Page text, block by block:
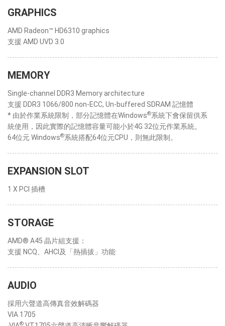
GRAPHICS
AMD Radeon™ HD6310 graphics
支援 AMD UVD 3.0
MEMORY
Single-channel DDR3 Memory architecture
支援 DDR3 1066/800 non-ECC, Un-buffered SDRAM 記憶體
* 由於作業系統限制，部分記憶體在Windows®系統下會保留供系
統使用，因此實際的記憶體容量可能小於4G 32位元作業系統。
64位元 Windows®系統搭配64位元CPU，則無此限制。
EXPANSION SLOT
1 X PCI 插槽
STORAGE
AMD® A45 晶片組支援：
支援 NCQ、AHCI及「熱插拔」功能
AUDIO
採用六聲道高傳真音效解碼器
VIA 1705
®